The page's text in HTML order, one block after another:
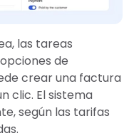
las tareas
de
crear una factura
clic. El sistema
según las tarifas